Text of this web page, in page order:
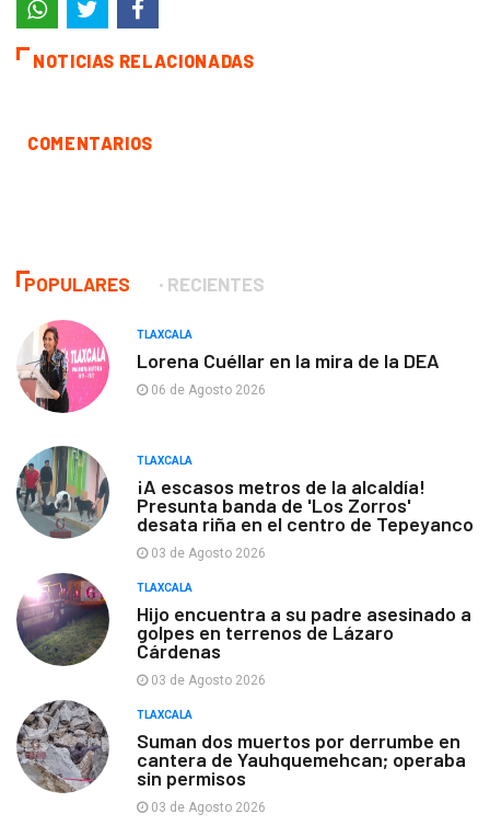
NOTICIAS RELACIONADAS
COMENTARIOS
POPULARES RECIENTES
TLAXCALA
Lorena Cuéllar en la mira de la DEA
06 de Agosto 2026
TLAXCALA
¡A escasos metros de la alcaldía!
Presunta banda de 'Los Zorros'
desata riña en el centro de Tepeyanco
03 de Agosto 2026
TLAXCALA
Hijo encuentra a su padre asesinado a
golpes en terrenos de Lázaro
Cárdenas
03 de Agosto 2026
TLAXCALA
Suman dos muertos por derrumbe en
cantera de Yauhquemehcan; operaba
sin permisos
03 de Agosto 2026